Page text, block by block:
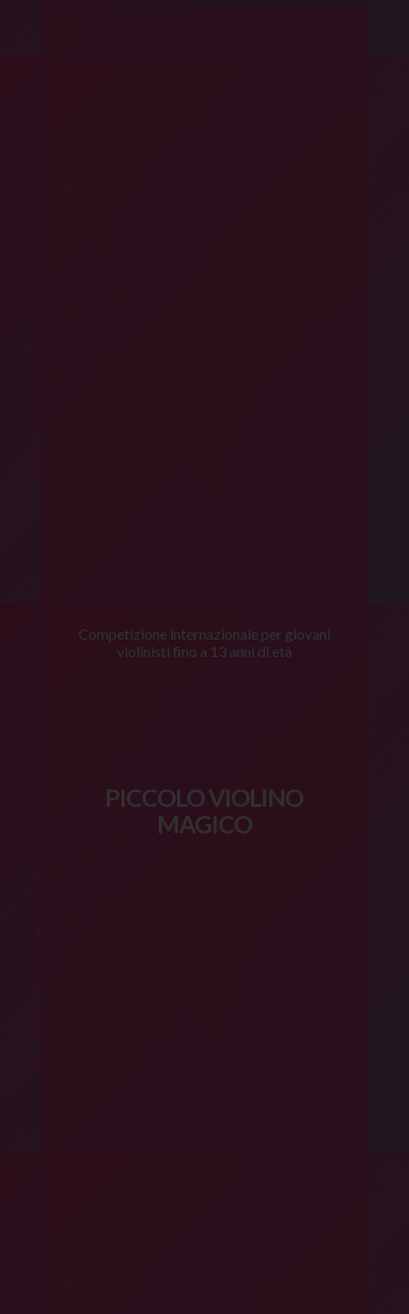
PICCOLO VIOLINO
MAGICO
Competizione internazionale per giovani
violinisti fino a 13 anni di età